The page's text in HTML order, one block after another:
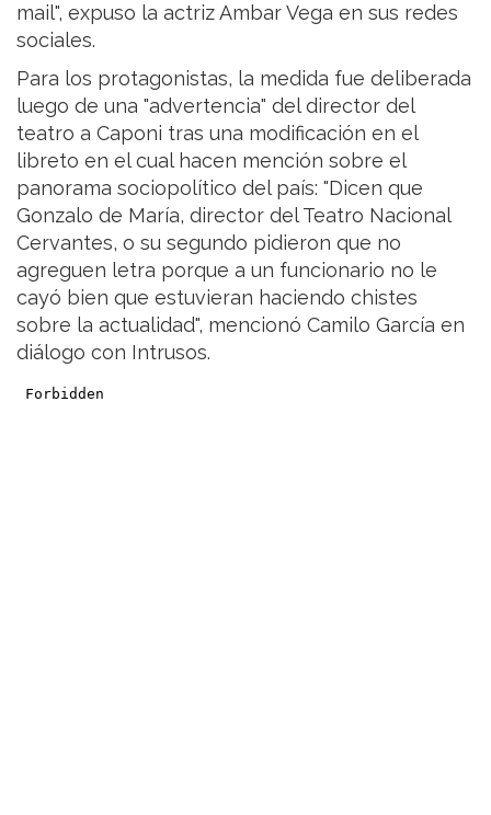
mail", expuso la actriz Ambar Vega en sus redes
sociales.
Para los protagonistas, la medida fue deliberada
luego de una "advertencia" del director del
teatro a Caponi tras una modificación en el
libreto en el cual hacen mención sobre el
panorama sociopolítico del país: "Dicen que
Gonzalo de María, director del Teatro Nacional
Cervantes, o su segundo pidieron que no
agreguen letra porque a un funcionario no le
cayó bien que estuvieran haciendo chistes
sobre la actualidad", mencionó Camilo García en
diálogo con Intrusos.